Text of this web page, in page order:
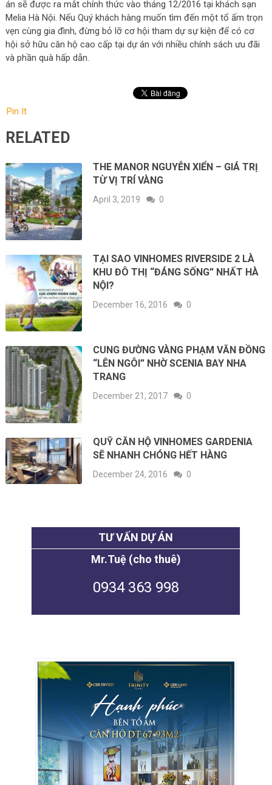
án sẽ được ra mắt chính thức vào tháng 12/2016 tại khách sạn
Melia Hà Nội. Nếu Quý khách hàng muốn tìm đến một tổ ấm trọn
vẹn cùng gia đình, đừng bỏ lỡ cơ hội tham dự sự kiện để có cơ
hội sở hữu căn hộ cao cấp tại dự án với nhiều chính sách ưu đãi
và phần quà hấp dẫn.
Pin It
RELATED
THE MANOR NGUYỄN XIỂN – GIÁ TRỊ
TỪ VỊ TRÍ VÀNG
April 3, 2019 0
TẠI SAO VINHOMES RIVERSIDE 2 LÀ
KHU ĐÔ THỊ “ĐÁNG SỐNG” NHẤT HÀ
NỘI?
December 16, 2016 0
CUNG ĐƯỜNG VÀNG PHẠM VĂN ĐỒNG
“LÊN NGÔI” NHỜ SCENIA BAY NHA
TRANG
December 21, 2017 0
QUỸ CĂN HỘ VINHOMES GARDENIA
SẼ NHANH CHÓNG HẾT HÀNG
December 24, 2016 0
TƯ VẤN DỰ ÁN
Mr.Tuệ (cho thuê)
0934 363 998